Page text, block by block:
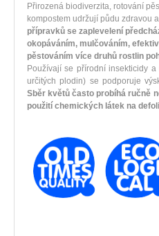
Přirozená biodiverzita, rotování
kompostem udržují půdu zdravou
přípravků se zaplevelení
okopáváním, mulčováním,
pěstováním více druhů rostlin
Používají se přírodní insekticidy
určitých plodin) se podporuje
Sběr květů často probíhá ručně
použití chemických látek na